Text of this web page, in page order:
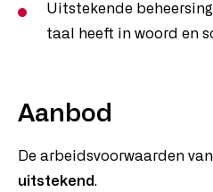
Uitstekende
taal heeft in woord en
Aanbod
De arbeidsvoorwaarden
uitstekend.